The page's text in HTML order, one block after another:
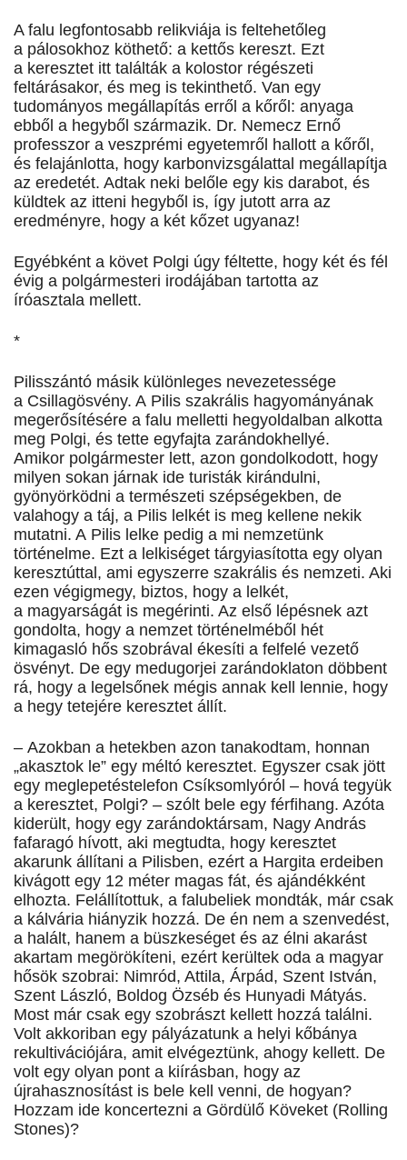
A falu legfontosabb relikviája is feltehetőleg
a pálosokhoz köthető: a kettős kereszt. Ezt
a keresztet itt találták a kolostor régészeti
feltárásakor, és meg is tekinthető. Van egy
tudományos megállapítás erről a kőről: anyaga
ebből a hegyből származik. Dr. Nemecz Ernő
professzor a veszprémi egyetemről hallott a kőről,
és felajánlotta, hogy karbonvizsgálattal megállapítja
az eredetét. Adtak neki belőle egy kis darabot, és
küldtek az itteni hegyből is, így jutott arra az
eredményre, hogy a két kőzet ugyanaz!
Egyébként a követ Polgi úgy féltette, hogy két és fél
évig a polgármesteri irodájában tartotta az
íróasztala mellett.
*
Pilisszántó másik különleges nevezetessége
a Csillagösvény. A Pilis szakrális hagyományának
megerősítésére a falu melletti hegyoldalban alkotta
meg Polgi, és tette egyfajta zarándokhellyé.
Amikor polgármester lett, azon gondolkodott, hogy
milyen sokan járnak ide turisták kirándulni,
gyönyörködni a természeti szépségekben, de
valahogy a táj, a Pilis lelkét is meg kellene nekik
mutatni. A Pilis lelke pedig a mi nemzetünk
történelme. Ezt a lelkiséget tárgyiasította egy olyan
keresztúttal, ami egyszerre szakrális és nemzeti. Aki
ezen végigmegy, biztos, hogy a lelkét,
a magyarságát is megérinti. Az első lépésnek azt
gondolta, hogy a nemzet történelméből hét
kimagasló hős szobrával ékesíti a felfelé vezető
ösvényt. De egy medugorjei zarándoklaton döbbent
rá, hogy a legelsőnek mégis annak kell lennie, hogy
a hegy tetejére keresztet állít.
– Azokban a hetekben azon tanakodtam, honnan
„akasztok le” egy méltó keresztet. Egyszer csak jött
egy meglepetéstelefon Csíksomlyóról – hová tegyük
a keresztet, Polgi? – szólt bele egy férfihang. Azóta
kiderült, hogy egy zarándoktársam, Nagy András
fafaragó hívott, aki megtudta, hogy keresztet
akarunk állítani a Pilisben, ezért a Hargita erdeiben
kivágott egy 12 méter magas fát, és ajándékként
elhozta. Felállítottuk, a falubeliek mondták, már csak
a kálvária hiányzik hozzá. De én nem a szenvedést,
a halált, hanem a büszkeséget és az élni akarást
akartam megörökíteni, ezért kerültek oda a magyar
hősök szobrai: Nimród, Attila, Árpád, Szent István,
Szent László, Boldog Özséb és Hunyadi Mátyás.
Most már csak egy szobrászt kellett hozzá találni.
Volt akkoriban egy pályázatunk a helyi kőbánya
rekultivációjára, amit elvégeztünk, ahogy kellett. De
volt egy olyan pont a kiírásban, hogy az
újrahasznosítást is bele kell venni, de hogyan?
Hozzam ide koncertezni a Gördülő Köveket (Rolling
Stones)?